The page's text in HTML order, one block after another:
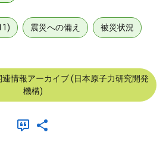
震災への備え 被災状況
情報アーカイブ (日本原子力研究開発
機構)